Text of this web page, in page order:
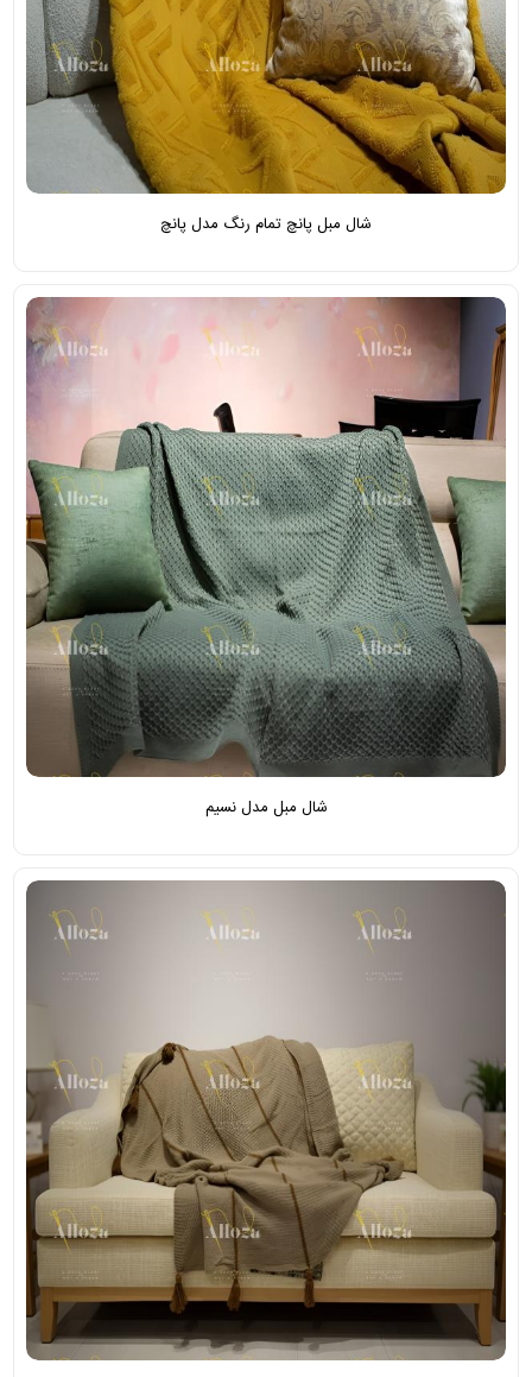
شال مبل پانچ تمام‌ رنگ مدل پانچ
شال مبل مدل نسیم